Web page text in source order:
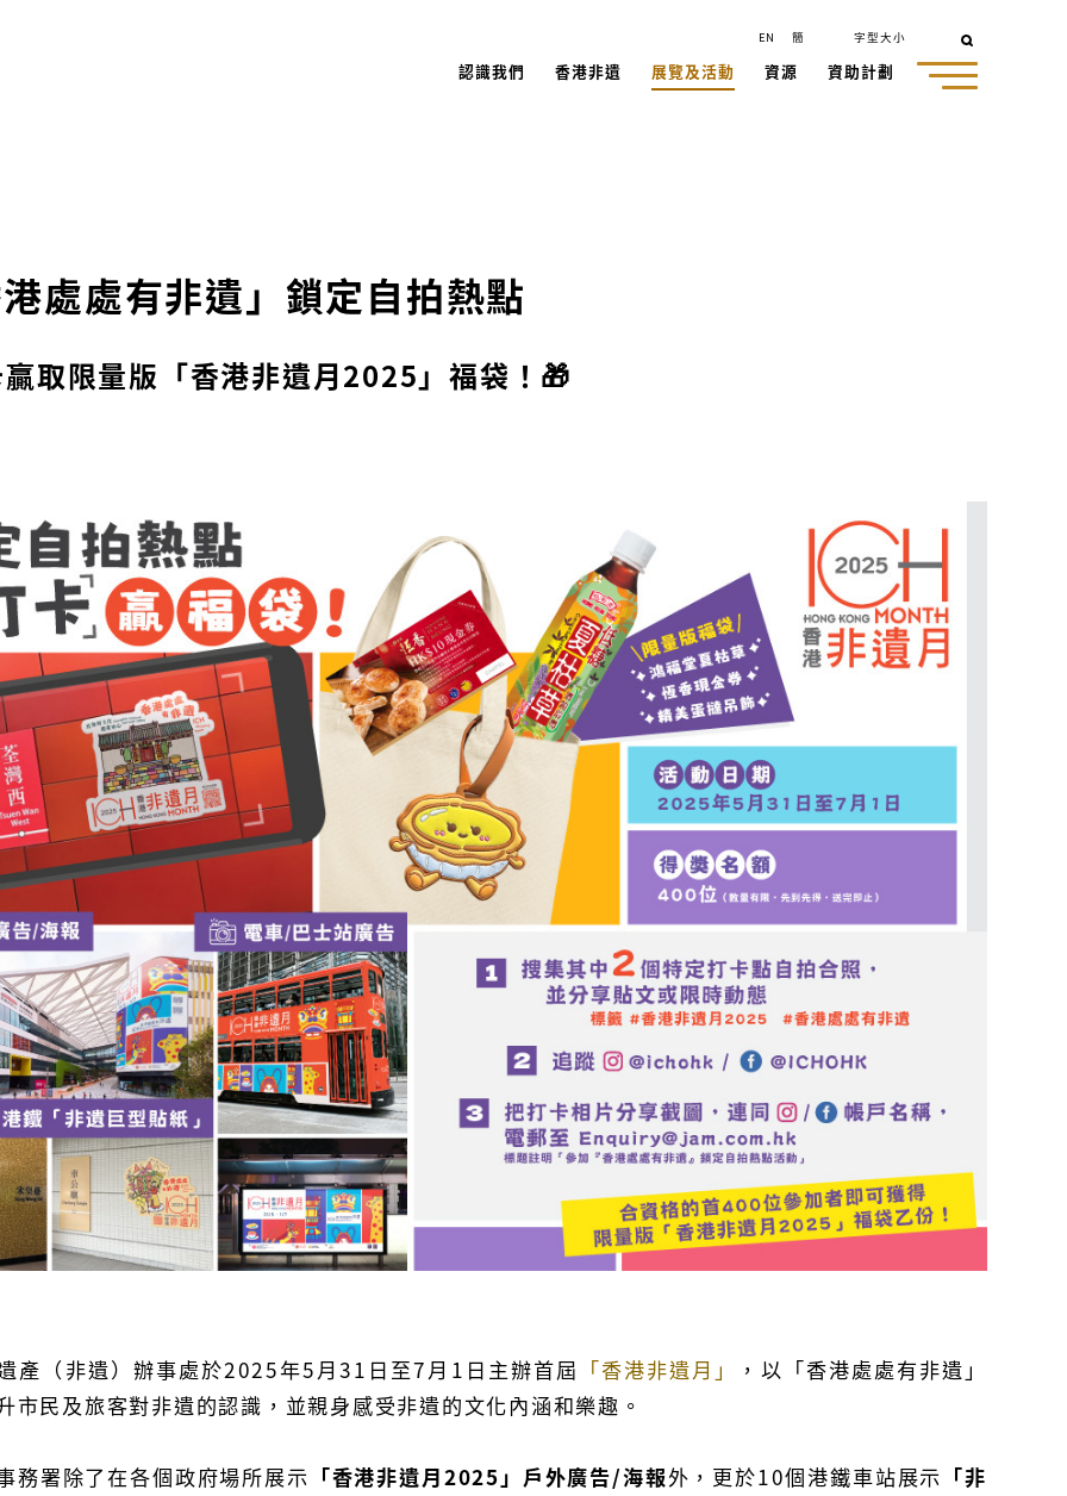
認識我們 香港非遺 展覽及活動 資源 資助計劃
EN 簡 字型大小
處處有非遺」鎖定自拍熱點
取限量版「香港非遺月2025」福袋！🎁
產（非遺）辦事處於2025年5月31日至7月1日主辦首屆 「香港非遺月」
，以「香港處處有非遺」
市民及旅客對非遺的認識，並親身感受非遺的文化內涵和樂趣。
務署除了在各個政府場所展示 「香港非遺月2025」戶外廣告/海報外，更於10個港鐵車站展示 「非